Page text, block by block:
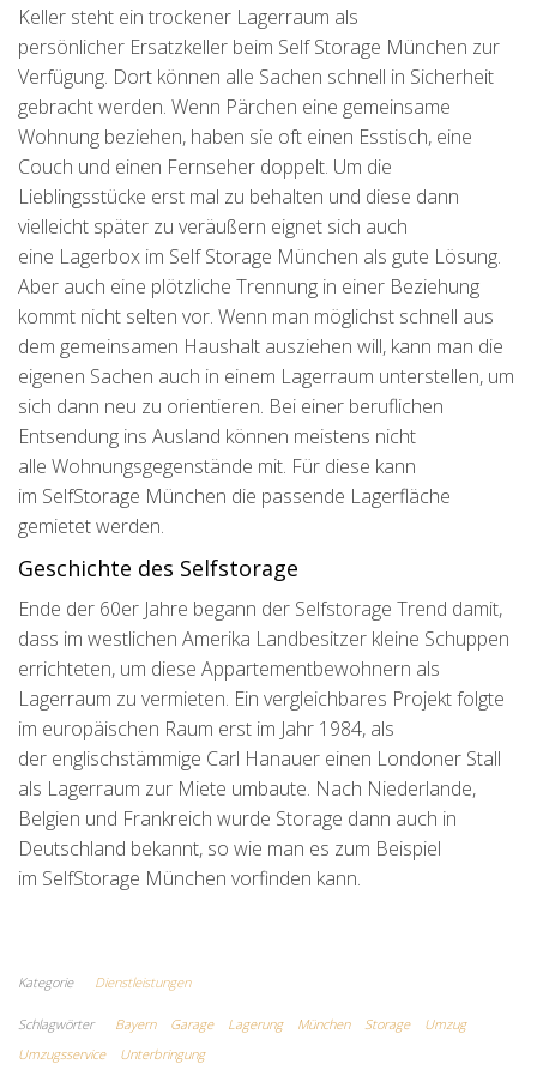
Keller steht ein trockener Lagerraum als
persönlicher Ersatzkeller beim Self Storage München zur
Verfügung. Dort können alle Sachen schnell in Sicherheit
gebracht werden. Wenn Pärchen eine gemeinsame
Wohnung beziehen, haben sie oft einen Esstisch, eine
Couch und einen Fernseher doppelt. Um die
Lieblingsstücke erst mal zu behalten und diese dann
vielleicht später zu veräußern eignet sich auch
eine Lagerbox im Self Storage München als gute Lösung.
Aber auch eine plötzliche Trennung in einer Beziehung
kommt nicht selten vor. Wenn man möglichst schnell aus
dem gemeinsamen Haushalt ausziehen will, kann man die
eigenen Sachen auch in einem Lagerraum unterstellen, um
sich dann neu zu orientieren. Bei einer beruflichen
Entsendung ins Ausland können meistens nicht
alle Wohnungsgegenstände mit. Für diese kann
im SelfStorage München die passende Lagerfläche
gemietet werden.
Geschichte des Selfstorage
Ende der 60er Jahre begann der Selfstorage Trend damit,
dass im westlichen Amerika Landbesitzer kleine Schuppen
errichteten, um diese Appartementbewohnern als
Lagerraum zu vermieten. Ein vergleichbares Projekt folgte
im europäischen Raum erst im Jahr 1984, als
der englischstämmige Carl Hanauer einen Londoner Stall
als Lagerraum zur Miete umbaute. Nach Niederlande,
Belgien und Frankreich wurde Storage dann auch in
Deutschland bekannt, so wie man es zum Beispiel
im SelfStorage München vorfinden kann.
Kategorie Dienstleistungen
Schlagwörter Bayern Garage Lagerung München Storage
Umzug
Umzugsservice
Unterbringung